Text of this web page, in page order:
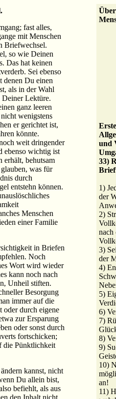
fast alles,
mit Menschen
Briefwechsel.
so wie Deinen
Das hat keinen
Sei ebenso
denen Du einen
als in der Wahl
Deiner Lektüre.
ganz leeren
wenigstens
er gerichtet ist,
könnte.
weit dringender
ebenso wichtig ist
erhält, behutsam
was für
durch
entstehn können.
Menschen
einer Familie
in Briefen
Noch
Wort wird wieder
kann noch nach
Unheil stiften.
Besorgung
immer auf die
oder durch eigene
zur Ersparung
oder sonst durch
fortschicken;
die Pünktlichkeit
kannst, nicht
Du allein bist,
befiehlt, als aus
den Inhalt nicht
und
33)
1)
der
2)
nach
3)
der
4)
5)
6)
7)
8)
9)
10)
an!
11)